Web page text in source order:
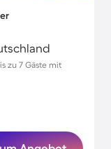
zu 7 Gäste mit